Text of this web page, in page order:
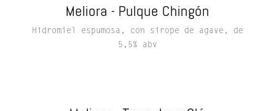
Meliora - Pulque Chingón
Hidromiel espumosa, con sirope de agave, de
5,5% abv